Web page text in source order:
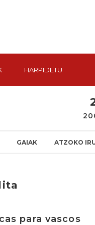
HARPIDETU
GAIAK ATZOKO
para vascos